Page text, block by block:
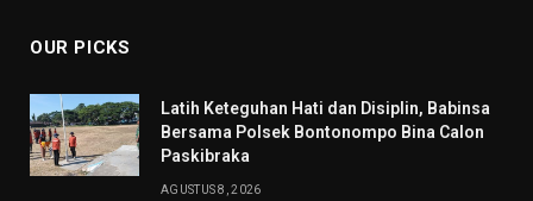
OUR PICKS
Latih Keteguhan Hati dan Disiplin, Babinsa
Bersama Polsek Bontonompo Bina Calon
Paskibraka
AGUSTUS 8, 2026